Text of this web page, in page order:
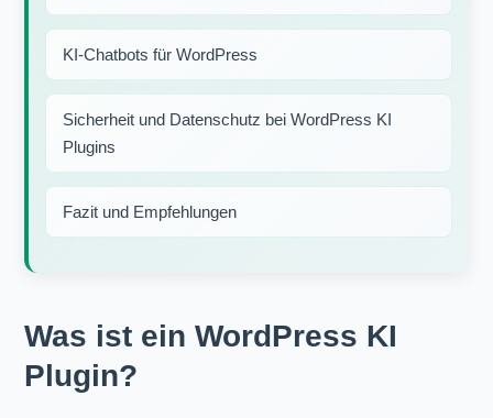
KI-Chatbots für WordPress
Sicherheit und Datenschutz bei WordPress KI
Plugins
Fazit und Empfehlungen
Was ist ein WordPress KI
Plugin?